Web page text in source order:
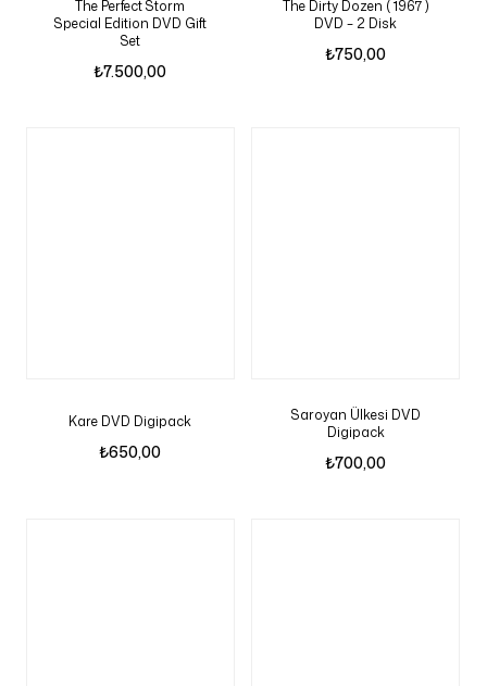
The Perfect Storm
Special Edition DVD Gift
Set
₺7.500,00
The Dirty Dozen ( 1967 )
DVD – 2 Disk
₺750,00
Kare DVD Digipack
₺650,00
Saroyan Ülkesi DVD
Digipack
₺700,00